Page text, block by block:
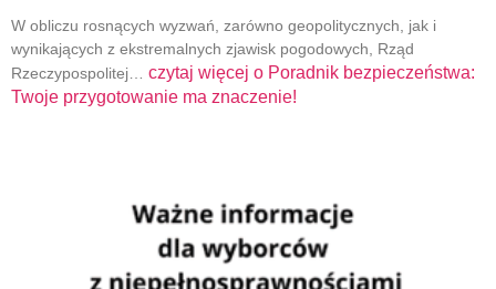
W obliczu rosnących wyzwań, zarówno geopolitycznych, jak i
wynikających z ekstremalnych zjawisk pogodowych, Rząd
Rzeczypospolitej… czytaj więcej o Poradnik bezpieczeństwa:
Twoje przygotowanie ma znaczenie!